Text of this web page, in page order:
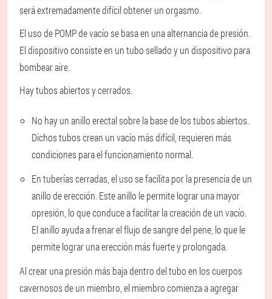
será extremadamente difícil obtener un orgasmo.
El uso de POMP de vacío se basa en una alternancia de presión.
El dispositivo consiste en un tubo sellado y un dispositivo para
bombear aire.
Hay tubos abiertos y cerrados.
No hay un anillo erectal sobre la base de los tubos abiertos.
Dichos tubos crean un vacío más difícil, requieren más
condiciones para el funcionamiento normal.
En tuberías cerradas, el uso se facilita por la presencia de un
anillo de erección. Este anillo le permite lograr una mayor
opresión, lo que conduce a facilitar la creación de un vacío.
El anillo ayuda a frenar el flujo de sangre del pene, lo que le
permite lograr una erección más fuerte y prolongada.
Al crear una presión más baja dentro del tubo en los cuerpos
cavernosos de un miembro, el miembro comienza a agregar